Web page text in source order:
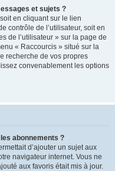
et sujets ?
en cliquant sur le lien
contrôle de l’utilisateur, soit en
de l’utilisateur » sur la page de
« Raccourcis » situé sur la
recherche de vos propres
convenablement les options
abonnements ?
d’ajouter un sujet aux
navigateur internet. Vous ne
aux favoris était mis à jour.